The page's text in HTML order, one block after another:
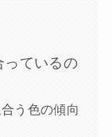
っているの
う色の傾向